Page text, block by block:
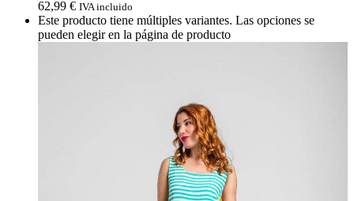
62,99 € IVA incluido
Este producto tiene múltiples variantes. Las opciones se
pueden elegir en la página de producto